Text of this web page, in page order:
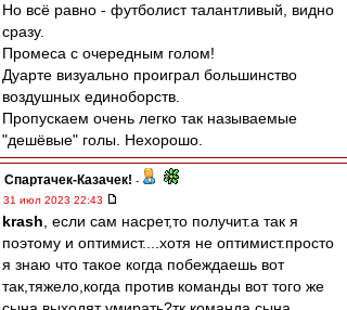
Но всё равно - футболист талантливый, видно
сразу.
Промеса с очередным голом!
Дуарте визуально проиграл большинство
воздушных единоборств.
Пропускаем очень легко так называемые
"дешёвые" голы. Нехорошо.
Спартачек-Казачек! -
31 июл 2023 22:43
krash , если сам насрет,то получит.а так я
поэтому и оптимист....хотя не оптимист.просто
я знаю что такое когда побеждаешь вот
так,тяжело,когда против команды вот того же